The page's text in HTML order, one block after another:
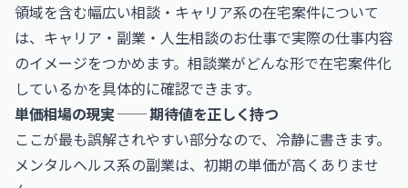
領域を含む幅広い相談・キャリア系の在宅案件について
は、 キャリア・副業・人生相談のお仕事で実際の仕事内容
のイメージをつかめます。相談業がどんな形で在宅案件化
しているかを具体的に確認できます。
単価相場の現実 ── 期待値を正しく持つ
ここが最も誤解されやすい部分なので、冷静に書きます。
メンタルヘルス系の副業は、初期の単価が高くありませ